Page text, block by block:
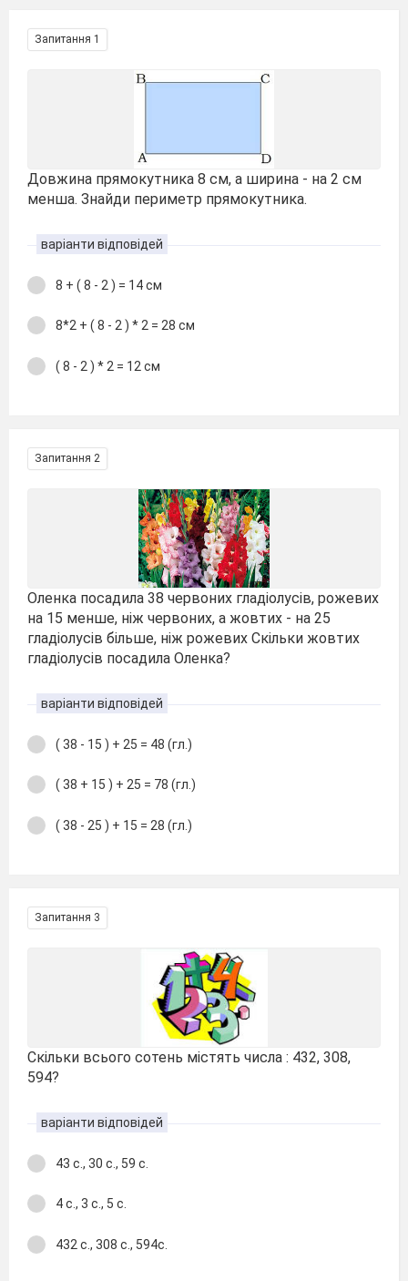
Запитання 1
Довжина прямокутника 8 см, а ширина - на 2 см
менша. Знайди периметр прямокутника.
варіанти відповідей
8 + ( 8 - 2 ) = 14 см
8*2 + ( 8 - 2 ) * 2 = 28 см
( 8 - 2 ) * 2 = 12 см
Запитання 2
Оленка посадила 38 червоних гладіолусів, рожевих
на 15 менше, ніж червоних, а жовтих - на 25
гладіолусів більше, ніж рожевих Скільки жовтих
гладіолусів посадила Оленка?
варіанти відповідей
( 38 - 15 ) + 25 = 48 (гл.)
( 38 + 15 ) + 25 = 78 (гл.)
( 38 - 25 ) + 15 = 28 (гл.)
Запитання 3
Скільки всього сотень містять числа : 432, 308,
594?
варіанти відповідей
43 с., 30 с., 59 с.
4 с., 3 с., 5 с.
432 с., 308 с., 594с.